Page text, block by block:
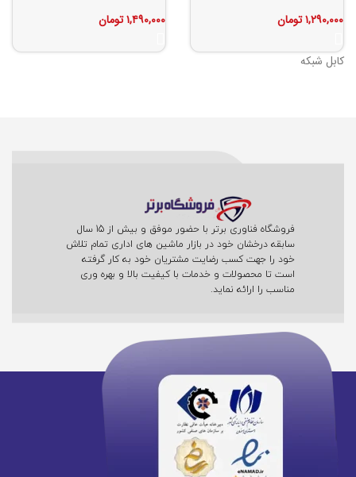
۱,۲۹۰,۰۰۰تومان ۱,۴۹۰,۰۰۰تومان
کابل شبکه
فروشگاه فناوری برتر با حضور موفق و بیش از 15 سال
سابقه درخشان خود در بازار ماشین های اداری تمام تلاش
خود را جهت کسب رضایت مشتریان خود به کار گرفته
است تا محصولات و خدمات با کیفیت بالا و بهره وری
مناسب را ارائه نماید.